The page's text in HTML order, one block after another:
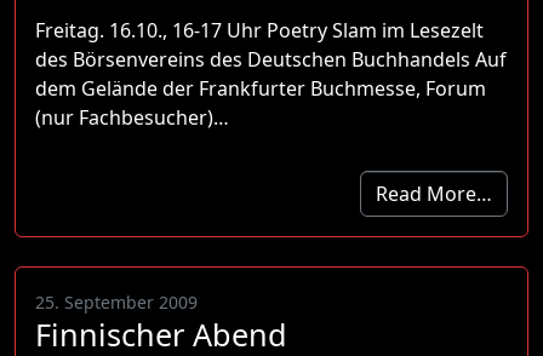
Freitag. 16.10., 16-17 Uhr Poetry Slam im Lesezelt
des Börsenvereins des Deutschen Buchhandels Auf
dem Gelände der Frankfurter Buchmesse, Forum
(nur Fachbesucher)…
Read More…
25. September 2009
Finnischer Abend